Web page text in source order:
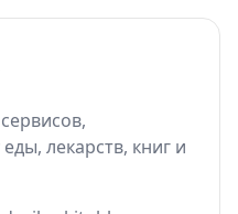
лекарств, книг и